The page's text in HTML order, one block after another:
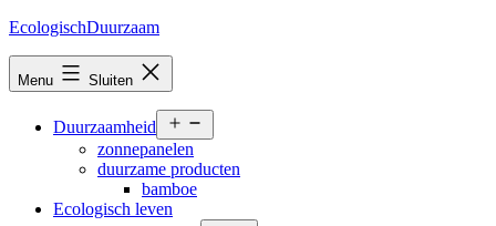
Ga
inhoud
EcologischDuurzaam
Menu Sluiten
Duurzaamheid
menu
zonnepanelen
duurzame producten
bamboe
Ecologisch leven